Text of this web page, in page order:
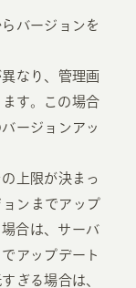
バージョンを
なり、管理画
す。この場合
ージョンアッ
上限が決まっ
ンまでアップ
合は、サーバ
アップデート
ぎる場合は、